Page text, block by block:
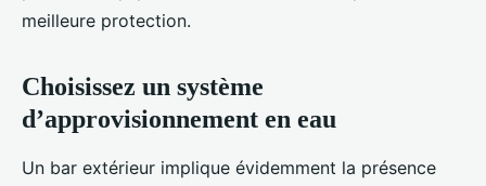
meilleure protection.
Choisissez un système
d’approvisionnement en eau
Un bar extérieur implique évidemment la présence